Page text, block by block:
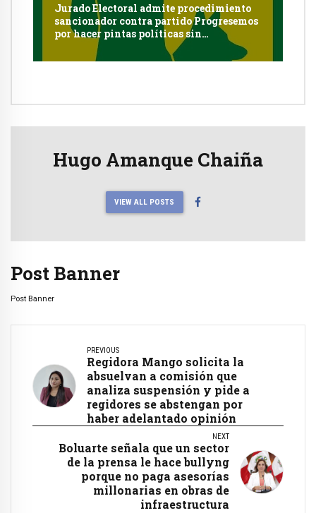
Jurado Electoral admite procedimiento
sancionador contra partido Progresemos
por hacer pintas políticas sin
autorización en Cayma
Hugo Amanque Chaiña
VIEW ALL POSTS
Post Banner
Post Banner
PREVIOUS
Regidora Mango solicita la
absuelvan a comisión que
analiza suspensión y pide a
regidores se abstengan por
haber adelantado opinión
NEXT
Boluarte señala que un sector
de la prensa le hace bullyng
porque no paga asesorías
millonarias en obras de
infraestructura